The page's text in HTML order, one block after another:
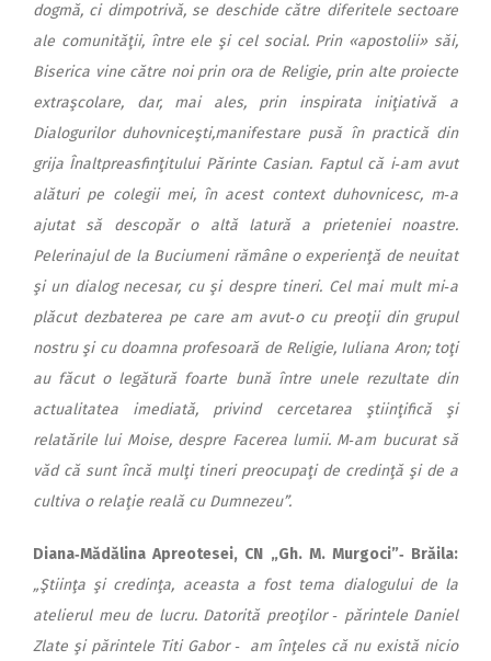
dogmă, ci dimpotrivă, se deschide către diferitele sectoare
ale comunităţii, între ele şi cel social. Prin «apostolii» săi,
Biserica vine către noi prin ora de Religie, prin alte proiecte
extraşcolare, dar, mai ales, prin inspirata iniţiativă a
Dialogurilor duhovniceşti,manifestare pusă în practică din
grija Înaltpreasfinţitului Părinte Casian. Faptul că i‑am avut
alături pe colegii mei, în acest context duhovnicesc, m‑a
ajutat să descopăr o altă latură a prieteniei noastre.
Pelerinajul de la Buciumeni rămâne o experienţă de neuitat
şi un dialog necesar, cu şi despre tineri. Cel mai mult mi‑a
plăcut dezbaterea pe care am avut‑o cu preoţii din grupul
nostru şi cu doamna profesoară de Religie, Iuliana Aron; toţi
au făcut o legătură foarte bună între unele rezultate din
actualitatea imediată, privind cer­cetarea ştiinţifică şi
relatările lui Moise, despre Facerea lumii. M‑am bucurat să
văd că sunt încă mulţi tineri preocupaţi de credinţă şi de a
cultiva o relaţie reală cu Dumnezeu”.
Diana‑Mădălina Apreotesei, CN „Gh. M. Murgoci”‑ Brăila:
„Ştiinţa şi credinţa, aceasta a fost tema dialogului de la
atelierul meu de lucru. Datorită preoţilor ‑ părintele Daniel
Zlate şi părintele Titi Gabor ‑ am înţeles că nu există nicio